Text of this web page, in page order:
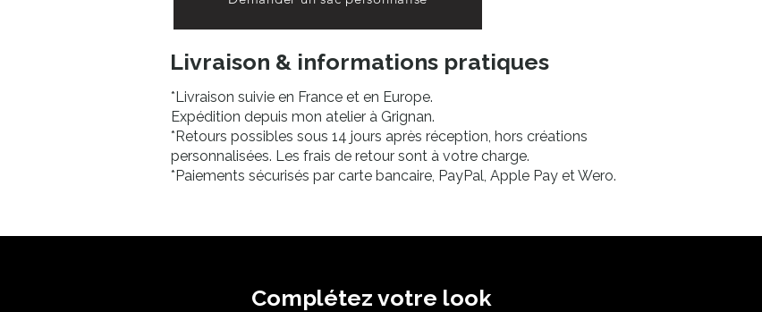
Livraison & informations pratiques
*Livraison suivie en France et en Europe.
Expédition depuis mon atelier à Grignan.
*Retours possibles sous 14 jours après réception, hors créations
personnalisées. Les frais de retour sont à votre charge.
*Paiements sécurisés par carte bancaire, PayPal, Apple Pay et Wero.
Complétez votre look